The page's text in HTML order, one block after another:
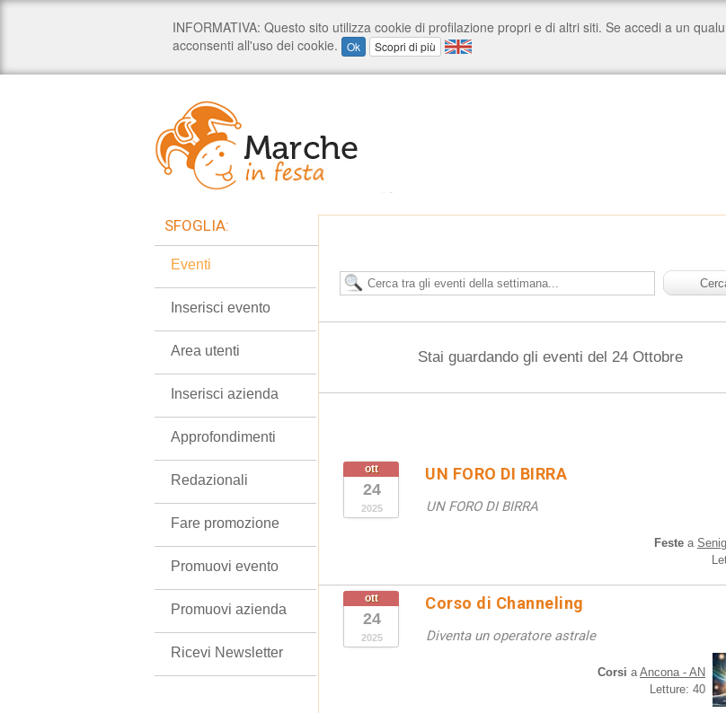
Stai guardando gli eventi del 24 Ottobre
ott
24
2025
UN FORO DI BIRRA
UN FORO DI BIRRA
Feste a
ott
24
2025
Corso di Channeling
Diventa un operatore astrale
Corsi aAncona - AN
Letture: 40
SFOGLIA:
Eventi
Inserisci evento
Area utenti
Inserisci azienda
Approfondimenti
Redazionali
Fare promozione
Promuovi evento
Promuovi azienda
Ricevi Newsletter